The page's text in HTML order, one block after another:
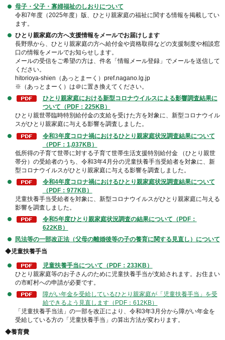
母子・父子・寡婦福祉のしおりについて
令和7年度（2025年度）版、ひとり親家庭の福祉に関する情報を掲載してい
ます。
ひとり親家庭の方へ支援情報をメールでお届けします
長野県から、ひとり親家庭の方へ給付金や資格取得などの支援制度や相談窓
口の情報をメールでお知らせします。
メールの受信をご希望の方は、件名「情報メール登録」でメールを送信して
ください。
hitorioya-shien（あっとまーく）pref.nagano.lg.jp
※（あっとまーく）は＠に置き換えてください。
ひとり親家庭における新型コロナウイルスによる影響調査結果に
ついて（PDF：225KB）
ひとり親世帯臨時特別給付金の支給を受けた方を対象に、新型コロナウイル
スがひとり親家庭に与える影響を調査しました。
令和3年度コロナ禍におけるひとり親家庭状況調査結果について
（PDF：1,037KB）
低所得の子育て世帯に対する子育て世帯生活支援特別給付金 （ひとり親世
帯分）の受給者のうち、令和3年4月分の児童扶養手当受給者を対象に、新
型コロナウイルスがひとり親家庭に与える影響を調査しました。
令和4年度コロナ禍におけるひとり親家庭状況調査結果について
（PDF：977KB）
児童扶養手当受給者を対象に、新型コロナウイルスがひとり親家庭に与える
影響を調査しました。
令和5年度ひとり親家庭状況調査の結果について（PDF：
622KB）
民法等の一部改正法（父母の離婚後等の子の養育に関する見直し）について
◆児童扶養手当
児童扶養手当について（PDF：233KB）
ひとり親家庭等のお子さんのために児童扶養手当が支給されます。お住まい
の市町村への申請が必要です。
障がい年金を受給しているひとり親家庭が「児童扶養手当」を受
給できるよう見直します（PDF：612KB）
「児童扶養手当法」の一部を改正により、令和3年3月分から障がい年金を
受給している方の「児童扶養手当」の算出方法が変わります。
◆養育費